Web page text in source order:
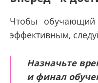
Чтобы
эффективным,
Назначьте
и финал